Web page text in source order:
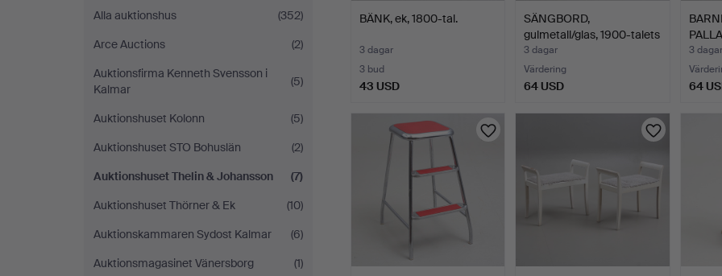
Alla auktionshus
(352)
Arce Auctions
(2)
Auktionsfirma Kenneth Svensson i
Kalmar
(5)
Auktionshuset Kolonn
(5)
Auktionshuset STO Bohuslän
(2)
Auktionshuset Thelin & Johansson
(7)
Auktionshuset Thörner & Ek
(10)
Auktionskammaren Sydost Kalmar
(6)
Auktionsmagasinet Vänersborg
(1)
BÄNK, ek, 1800-tal.
3 dagar
3 bud
43 USD
SÄNGBORD,
gulmetall/glas, 1900-talets
sena…
3 dagar
Värdering
64 USD
3 dagar
64